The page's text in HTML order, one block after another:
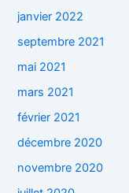
janvier 2022
septembre 2021
mai 2021
mars 2021
février 2021
décembre 2020
novembre 2020